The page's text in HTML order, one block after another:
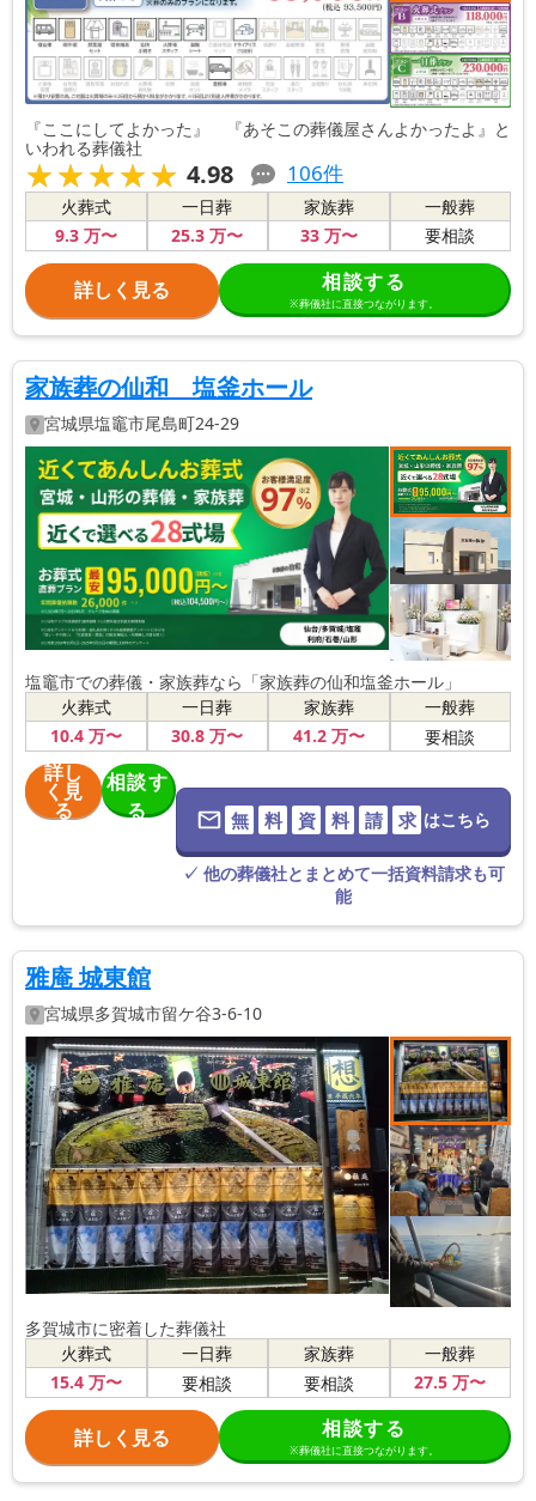
『ここにしてよかった』 『あそこの葬儀屋さんよかったよ』と
いわれる葬儀社
★★★★★
★★★★★ 4.98 106件
火葬式
9.3万〜
一日葬
25.3 万〜
家族葬
33万〜
一般葬
要相談
詳しく見る 相談する
※葬儀社に直接つながります。
家族葬の仙和 塩釜ホール
宮城県塩竈市尾島町24-29
塩竈市での葬儀・家族葬なら「家族葬の仙和塩釜ホール」
火葬式
10.4万〜
一日葬
30.8 万〜
家族葬
41.2万〜
一般葬
要相談
詳し
く見
る
相談す
る
無 料 資 料 請 求 はこちら
✓ 他の葬儀社とまとめて一括資料請求も可
能
雅庵 城東館
宮城県多賀城市留ケ谷3-6-10
多賀城市に密着した葬儀社
火葬式
15.4万〜
一日葬
要相談
家族葬
要相談
一般葬
27.5 万〜
詳しく見る 相談する
※葬儀社に直接つながります。